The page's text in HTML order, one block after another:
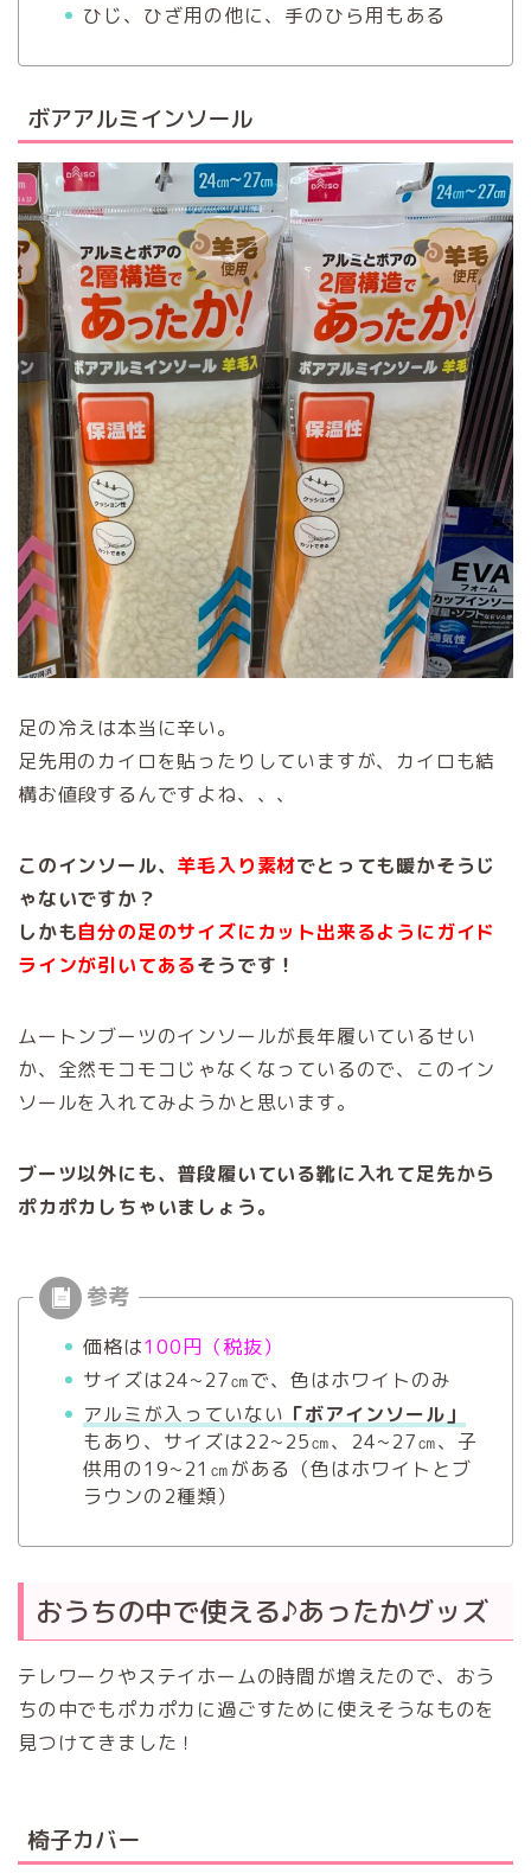
ひじ、ひざ用の他に、手のひら用もある
ボアアルミインソール
足の冷えは本当に辛い。
足先用のカイロを貼ったりしていますが、カイロも結
構お値段するんですよね、、、
このインソール、 羊毛入り素材でとっても暖かそうじ
ゃないですか？
しかも自分の足のサイズにカット出来るようにガイド
ラインが引いてあるそうです！
ムートンブーツのインソールが長年履いているせい
か、全然モコモコじゃなくなっているので、このイン
ソールを入れてみようかと思います。
ブーツ以外にも、普段履いている靴に入れて足先から
ポカポカしちゃいましょう。
価格は100円（税抜）
サイズは24~27㎝で、色はホワイトのみ
アルミが入っていない 「ボアインソール」
もあり、サイズは22~25㎝、24~27㎝、子
供用の19~21㎝がある（色はホワイトとブ
ラウンの2種類）
おうちの中で使える♪あったかグッズ
テレワークやステイホームの時間が増えたので、おう
ちの中でもポカポカに過ごすために使えそうなものを
見つけてきました！
椅子カバー